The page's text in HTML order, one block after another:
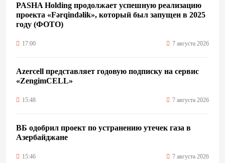
PASHA Holding продолжает успешную реализацию
проекта «Fərqindəlik», который был запущен в 2025
году (ФОТО)
17:00 7 августа 2026
Azercell представляет годовую подписку на сервис
«ZengimCELL»
15:48 7 августа 2026
ВБ одобрил проект по устранению утечек газа в
Азербайджане
15:46 7 августа 2026